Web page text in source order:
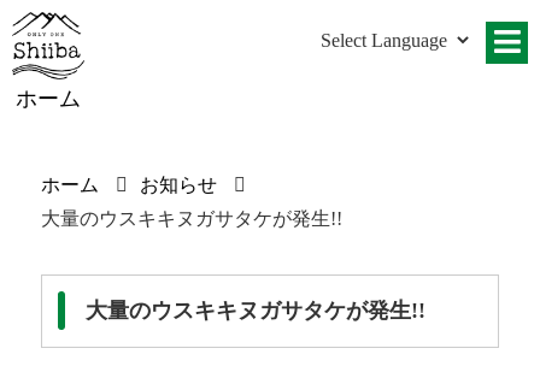
ホーム
ホーム
お知らせ
大量のウスキキヌガサタケが発生!!
大量のウスキキヌガサタケが発生!!